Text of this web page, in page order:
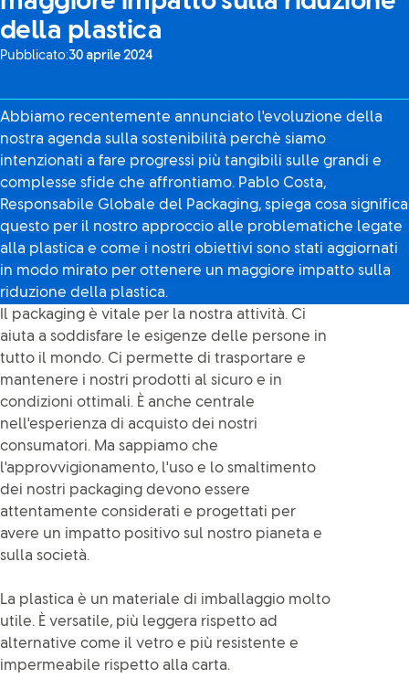
della plastica
Pubblicato:30 aprile 2024
Abbiamo recentemente annunciato l'evoluzione della
nostra agenda sulla sostenibilità perchè siamo
intenzionati a fare progressi più tangibili sulle grandi e
complesse sfide che affrontiamo. Pablo Costa,
Responsabile Globale del Packaging, spiega cosa significa
questo per il nostro approccio alle problematiche legate
alla plastica e come i nostri obiettivi sono stati aggiornati
in modo mirato per ottenere un maggiore impatto sulla
riduzione della plastica.
Il packaging è vitale per la nostra attività. Ci
aiuta a soddisfare le esigenze delle persone in
tutto il mondo. Ci permette di trasportare e
mantenere i nostri prodotti al sicuro e in
condizioni ottimali. È anche centrale
nell'esperienza di acquisto dei nostri
consumatori. Ma sappiamo che
l'approvvigionamento, l'uso e lo smaltimento
dei nostri packaging devono essere
attentamente considerati e progettati per
avere un impatto positivo sul nostro pianeta e
sulla società.
La plastica è un materiale di imballaggio molto
utile. È versatile, più leggera rispetto ad
alternative come il vetro e più resistente e
impermeabile rispetto alla carta.